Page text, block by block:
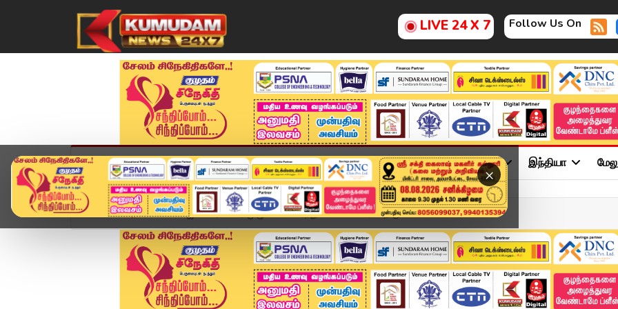
LIVE 24 X 7 Follow Us On
×
முகப்பு விளையாட்டு அண்மை தமிழ்நாடு சினிமா அரசியல் விளையாட்டு இந்தியா
Home அரசியல் விஜய் பெரியாரை முழுமையாக ஏற்றுக் கொண்டாரா? திரு...